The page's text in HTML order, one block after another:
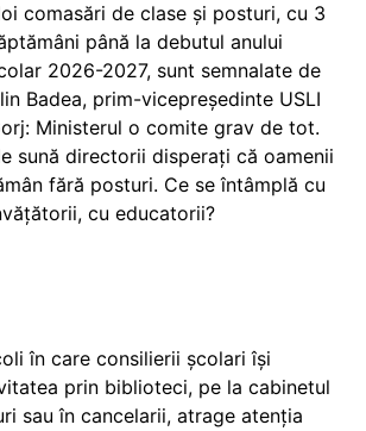
comasări de clase și posturi, cu 3
până la debutul anului
2026-2027, sunt semnalate de
Badea, prim-vicepreședinte USLI
Ministerul o comite grav de tot.
sună directorii disperați că oamenii
fără posturi. Ce se întâmplă cu
cu educatorii?
în care consilierii școlari își
prin biblioteci, pe la cabinetul
sau în cancelarii, atrage atenția